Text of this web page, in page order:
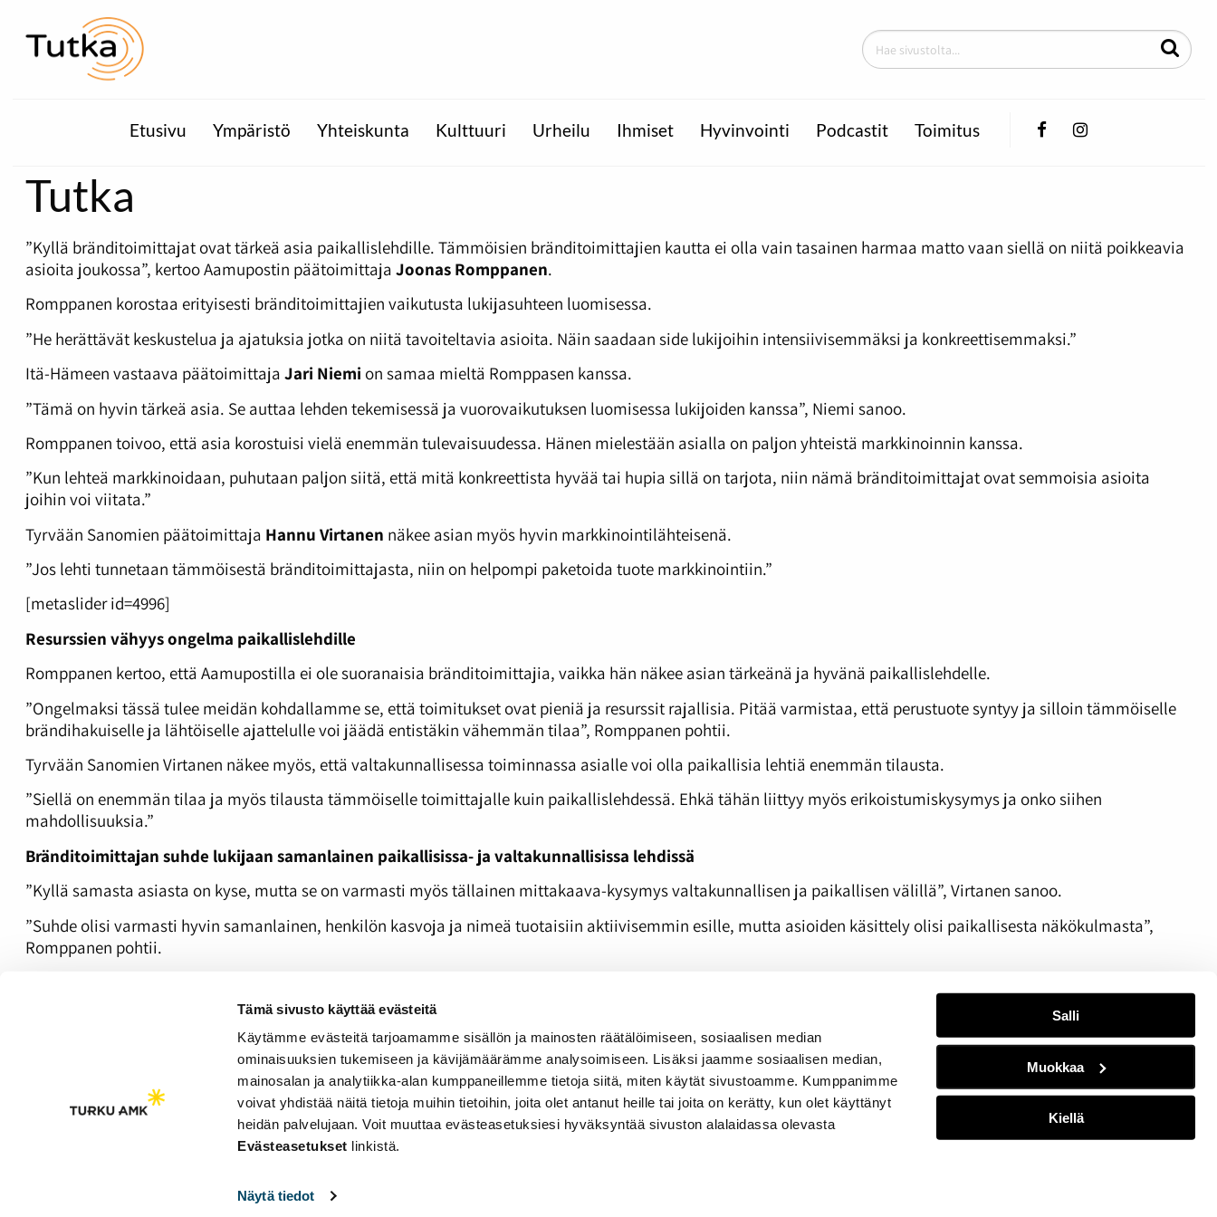
Tämä sivusto käyttää evästeitä
Käytämme evästeitä tarjoamamme sisällön ja mainosten räätälöimiseen, sosiaalisen median
ominaisuuksien tukemiseen ja kävijämäärämme analysoimiseen. Lisäksi jaamme sosiaalisen median,
mainosalan ja analytiikka-alan kumppaneillemme tietoja siitä, miten käytät sivustoamme. Kumppanimme
voivat yhdistää näitä tietoja muihin tietoihin, joita olet antanut heille tai joita on kerätty, kun olet käyttänyt
heidän palvelujaan. Voit muuttaa evästeasetuksiesi hyväksyntää sivuston alalaidassa olevasta
Evästeasetukset linkistä.
Näytä tiedot
Salli
Muokkaa
Kiellä
Etusivu Ympäristö Yhteiskunta Kulttuuri Urheilu Ihmiset Hyvinvointi Podcastit Toimitus FacebookInstagram
Tutka
”Kyllä bränditoimittajat ovat tärkeä asia paikallislehdille. Tämmöisien bränditoimittajien kautta ei olla vain tasainen harmaa matto vaan siellä on niitä poikkeavia
asioita joukossa”, kertoo Aamupostin päätoimittaja Joonas Romppanen.
Romppanen korostaa erityisesti bränditoimittajien vaikutusta lukijasuhteen luomisessa.
”He herättävät keskustelua ja ajatuksia jotka on niitä tavoiteltavia asioita. Näin saadaan side lukijoihin intensiivisemmäksi ja konkreettisemmaksi.”
Itä-Hämeen vastaava päätoimittaja Jari Niemi on samaa mieltä Romppasen kanssa.
”Tämä on hyvin tärkeä asia. Se auttaa lehden tekemisessä ja vuorovaikutuksen luomisessa lukijoiden kanssa”, Niemi sanoo.
Romppanen toivoo, että asia korostuisi vielä enemmän tulevaisuudessa. Hänen mielestään asialla on paljon yhteistä markkinoinnin kanssa.
”Kun lehteä markkinoidaan, puhutaan paljon siitä, että mitä konkreettista hyvää tai hupia sillä on tarjota, niin nämä bränditoimittajat ovat semmoisia asioita
joihin voi viitata.”
Tyrvään Sanomien päätoimittaja Hannu Virtanen näkee asian myös hyvin markkinointilähteisenä.
”Jos lehti tunnetaan tämmöisestä bränditoimittajasta, niin on helpompi paketoida tuote markkinointiin.”
[metaslider id=4996]
Resurssien vähyys ongelma paikallislehdille
Romppanen kertoo, että Aamupostilla ei ole suoranaisia bränditoimittajia, vaikka hän näkee asian tärkeänä ja hyvänä paikallislehdelle.
”Ongelmaksi tässä tulee meidän kohdallamme se, että toimitukset ovat pieniä ja resurssit rajallisia. Pitää varmistaa, että perustuote syntyy ja silloin tämmöiselle
brändihakuiselle ja lähtöiselle ajattelulle voi jäädä entistäkin vähemmän tilaa”, Romppanen pohtii.
Tyrvään Sanomien Virtanen näkee myös, että valtakunnallisessa toiminnassa asialle voi olla paikallisia lehtiä enemmän tilausta.
”Siellä on enemmän tilaa ja myös tilausta tämmöiselle toimittajalle kuin paikallislehdessä. Ehkä tähän liittyy myös erikoistumiskysymys ja onko siihen
mahdollisuuksia.”
Bränditoimittajan suhde lukijaan samanlainen paikallisissa- ja valtakunnallisissa lehdissä
”Kyllä samasta asiasta on kyse, mutta se on varmasti myös tällainen mittakaava-kysymys valtakunnallisen ja paikallisen välillä”, Virtanen sanoo.
”Suhde olisi varmasti hyvin samanlainen, henkilön kasvoja ja nimeä tuotaisiin aktiivisemmin esille, mutta asioiden käsittely olisi paikallisesta näkökulmasta”,
Romppanen pohtii.
”Meilläkin on kuitenkin kokemuksia koko valtakunnan julkisuuteen nousemisesta. Pari kesätoimittajaa teki loistavia juttuja jotka levisivät kuin kulovalkea
maailmalle ja tätä kautta myös täältä voi nousta.”
Ilman sisältöä toimittajan brändi on hyödytön